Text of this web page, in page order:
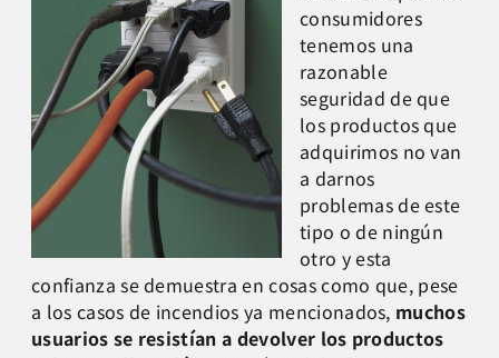
consumidores
tenemos una
razonable
seguridad de que
los productos que
adquirimos no van
a darnos
problemas de este
tipo o de ningún
otro y esta
confianza se demuestra en cosas como que, pese
a los casos de incendios ya mencionados, muchos
usuarios se resistían a devolver los productos